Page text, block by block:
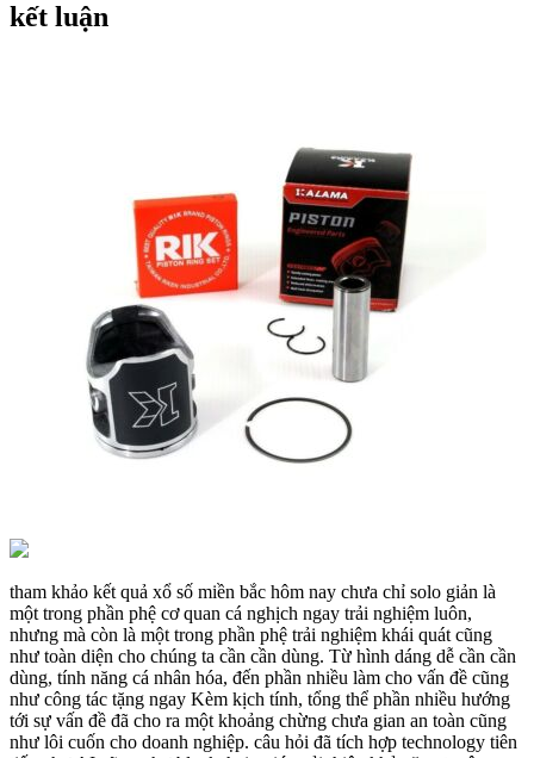
kết luận
tham khảo kết quả xổ số miền bắc hôm nay chưa chỉ solo giản là
một trong phần phệ cơ quan cá nghịch ngay trải nghiệm luôn,
nhưng mà còn là một trong phần phệ trải nghiệm khái quát cũng
như toàn diện cho chúng ta cần cần dùng. Từ hình dáng dễ cần cần
dùng, tính năng cá nhân hóa, đến phần nhiều làm cho vấn đề cũng
như công tác tặng ngay Kèm kịch tính, tổng thể phần nhiều hướng
tới sự vấn đề đã cho ra một khoảng chừng chưa gian an toàn cũng
như lôi cuốn cho doanh nghiệp. câu hỏi đã tích hợp technology tiên